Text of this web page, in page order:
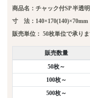
商品名：チャック付SP 半透
寸 法：140×170(140)×70mm
販売単位： 50枚単位で承りま
販売数量
50枚～
100枚～
500枚～